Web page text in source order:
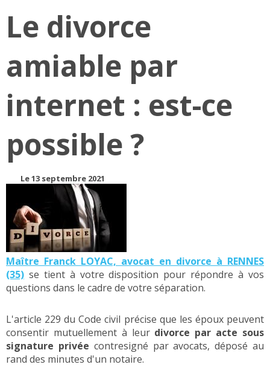
Le divorce
amiable par
internet : est-ce
possible ?
Le 13 septembre 2021
Maître Franck LOYAC, avocat en divorce à RENNES
(35) se tient à votre disposition pour répondre à vos
questions dans le cadre de votre séparation.
L'article 229 du Code civil précise que les époux peuvent
consentir mutuellement à leur divorce par acte sous
signature privée contresigné par avocats, déposé au
rand des minutes d'un notaire.